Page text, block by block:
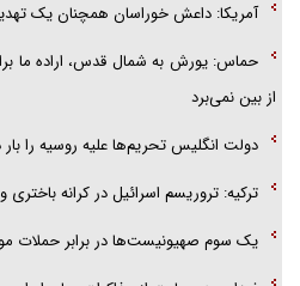
آمریکا: داعش خوراسان همچنان یک
حماس: یورش به شمال قدس، اراده ما
از بین نمی‌برد
دولت انگلیس تحریم‌ها علیه روسیه را
ترکیه: تروریسم اسرائیل در کرانه
یک سوم صهیونیست‌ها در برابر حملات